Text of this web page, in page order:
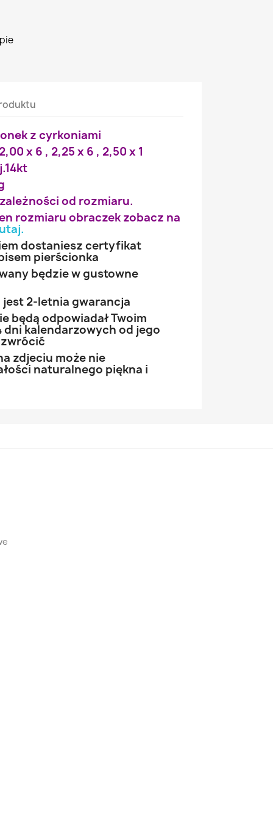
z cyrkoniami
x 6 , 2,25 x 6 , 2,50 x 1
od rozmiaru.
rozmiaru obraczek zobacz na
.
dostaniesz certyfikat
pierścionka
będzie w gustowne
2-letnia gwarancja
będą odpowiadał Twoim
dni kalendarzowych od jego
zdjeciu może nie
naturalnego piękna i